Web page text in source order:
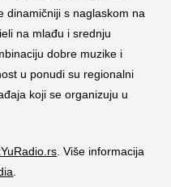
dinamičniji s naglaskom na
na mlađu i srednju
dobre muzike i
u ponudi su regionalni
koji se organizuju u
. Više informacija